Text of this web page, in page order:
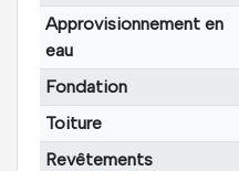
Approvisionnement en
eau
Fondation
Toiture
Revêtements